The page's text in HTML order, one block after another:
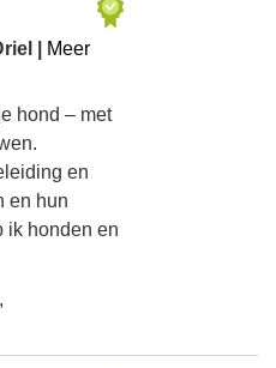
|
Meer
hond – met
en
en hun
ik honden en